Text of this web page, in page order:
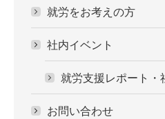
就労をお考えの方
社内イベント
就労支援レポート・
お問い合わせ